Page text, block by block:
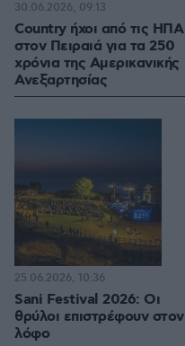
Country ήχοι από τις ΗΠΑ
στον Πειραιά για τα 250
χρόνια της Αμερικανικής
Ανεξαρτησίας
30.06.2026, 09:13
Sani Festival 2026: Οι
θρύλοι επιστρέφουν στον
λόφο
25.06.2026, 10:36